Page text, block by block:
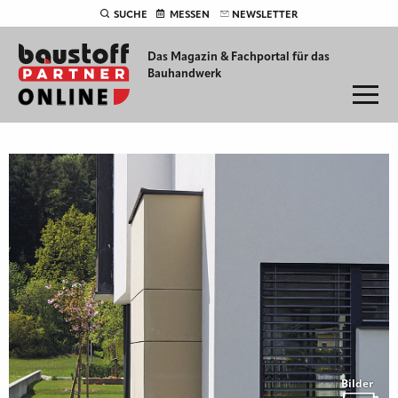
SUCHE MESSEN NEWSLETTER
Das Magazin & Fachportal für das
Bauhandwerk
Bilder